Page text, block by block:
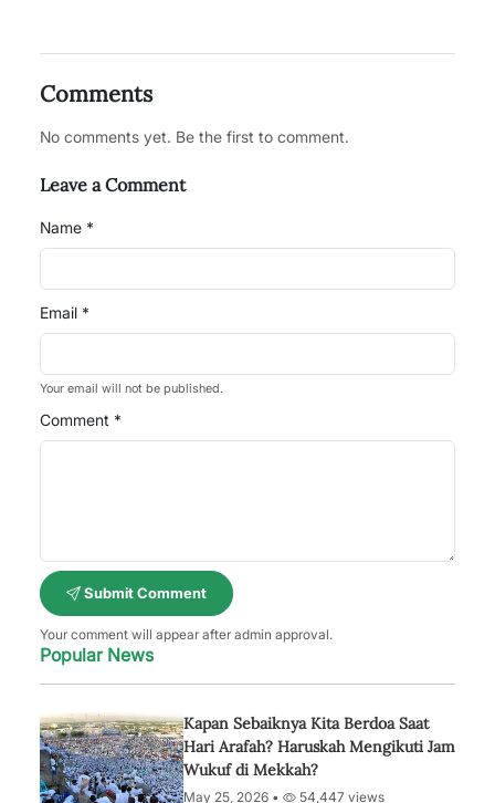
Comments
No comments yet. Be the first to comment.
Leave a Comment
Name *
Email *
Your email will not be published.
Comment *
Submit Comment
Your comment will appear after admin approval.
Popular News
Kapan Sebaiknya Kita Berdoa Saat
Hari Arafah? Haruskah Mengikuti Jam
Wukuf di Mekkah?
May 25, 2026 • 54,447 views